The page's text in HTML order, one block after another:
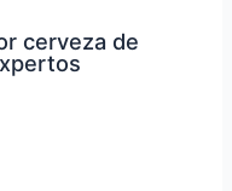
cerveza de